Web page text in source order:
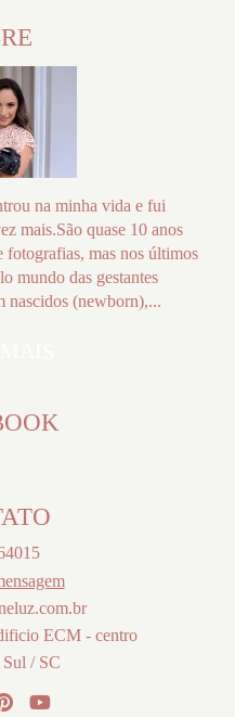
na minha vida e fui
mais.São quase 10 anos
fotografias, mas nos últimos
mundo das gestantes
nascidos (newborn),...
ECM - centro
Sul / SC